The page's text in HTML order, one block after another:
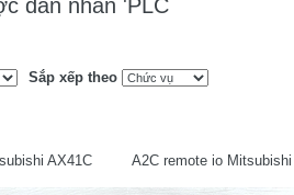
dán nhãn 'PLC
Sắp xếp theo
AX41C A2C remote io